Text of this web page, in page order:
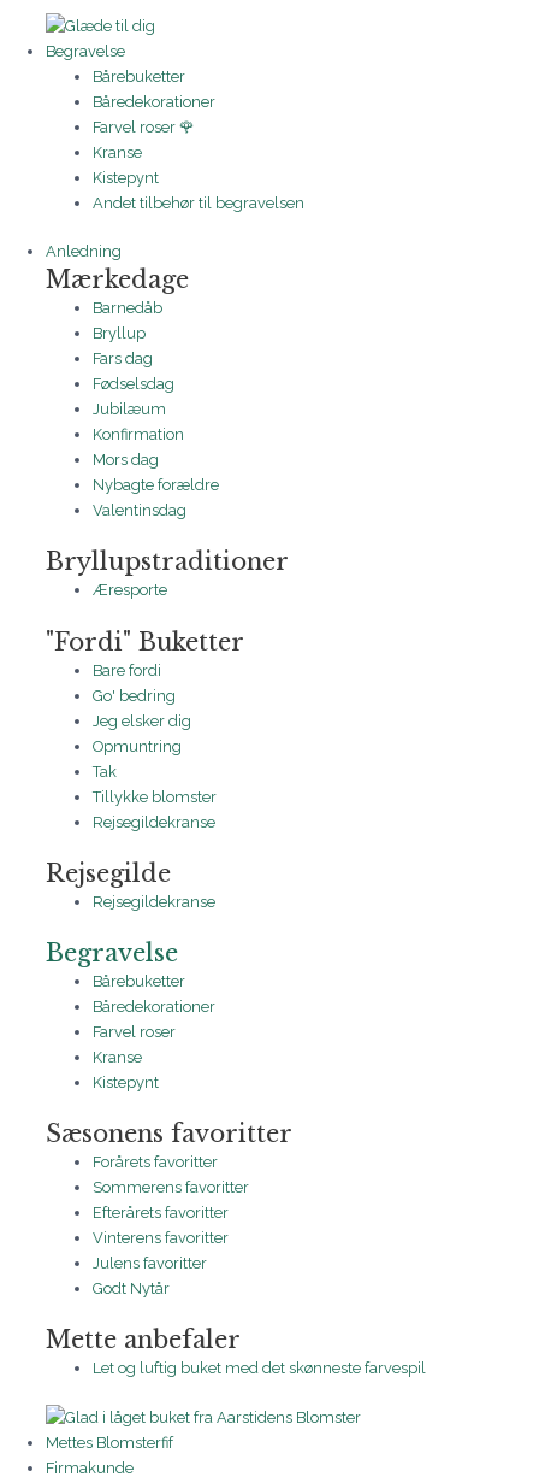
Begravelse
Bårebuketter
Båredekorationer
Farvel roser 🌹
Kranse
Kistepynt
Andet tilbehør til begravelsen
Anledning
Mærkedage
Barnedåb
Bryllup
Fars dag
Fødselsdag
Jubilæum
Konfirmation
Mors dag
Nybagte forældre
Valentinsdag
Bryllupstraditioner
Æresporte
"Fordi" Buketter
Bare fordi
Go' bedring
Jeg elsker dig
Opmuntring
Tak
Tillykke blomster
Rejsegildekranse
Rejsegilde
Rejsegildekranse
Begravelse
Bårebuketter
Båredekorationer
Farvel roser
Kranse
Kistepynt
Sæsonens favoritter
Forårets favoritter
Sommerens favoritter
Efterårets favoritter
Vinterens favoritter
Julens favoritter
Godt Nytår
Mette anbefaler
Let og luftig buket med det skønneste farvespil
Mettes Blomsterfif
Firmakunde